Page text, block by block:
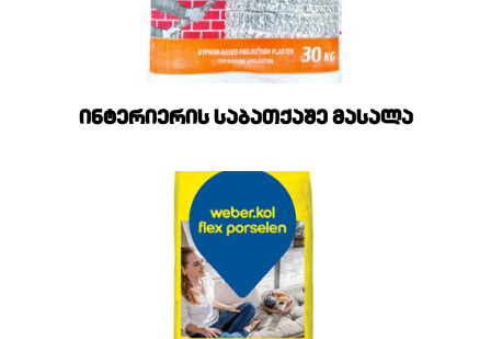
ინტერიერის საბათქაშე მასალა